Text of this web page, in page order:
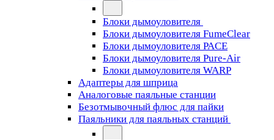
Блоки дымоуловителя
Блоки дымоуловителя FumeClear
Блоки дымоуловителя PACE
Блоки дымоуловителя Pure-Air
Блоки дымоуловителя WARP
Адаптеры для шприца
Аналоговые паяльные станции
Безотмывочный флюс для пайки
Паяльники для паяльных станций